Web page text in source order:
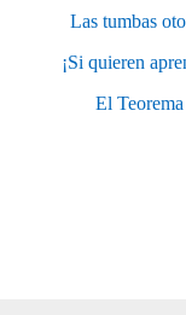
Las tumbas
¡Si quieren
El